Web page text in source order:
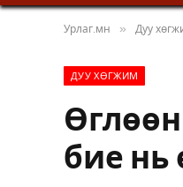
Урлаг.мн » Дуу
ДУУ ХӨГЖИМ
бие нь